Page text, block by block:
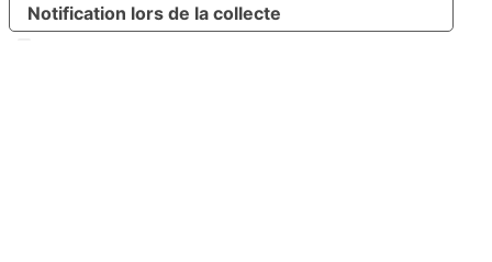
Notification lors de la collecte